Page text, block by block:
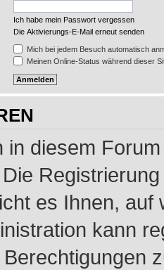
Ich habe mein Passwort vergessen
Die Aktivierungs-E-Mail erneut senden
Mich bei jedem Besuch automatisch
Meinen Online-Status während dieser
in diesem
es Ihnen,
kann